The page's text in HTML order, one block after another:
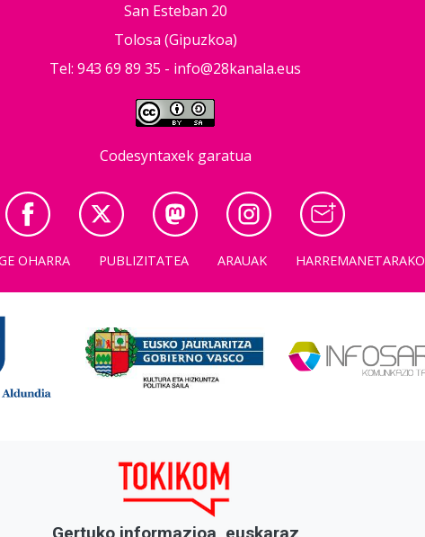
San Esteban 20
Tolosa (Gipuzkoa)
Tel: 943 69 89 35 - info@28kanala.eus
Codesyntaxek garatua
OHARRA PUBLIZITATEA ARAUAK HARREMANETARAKO